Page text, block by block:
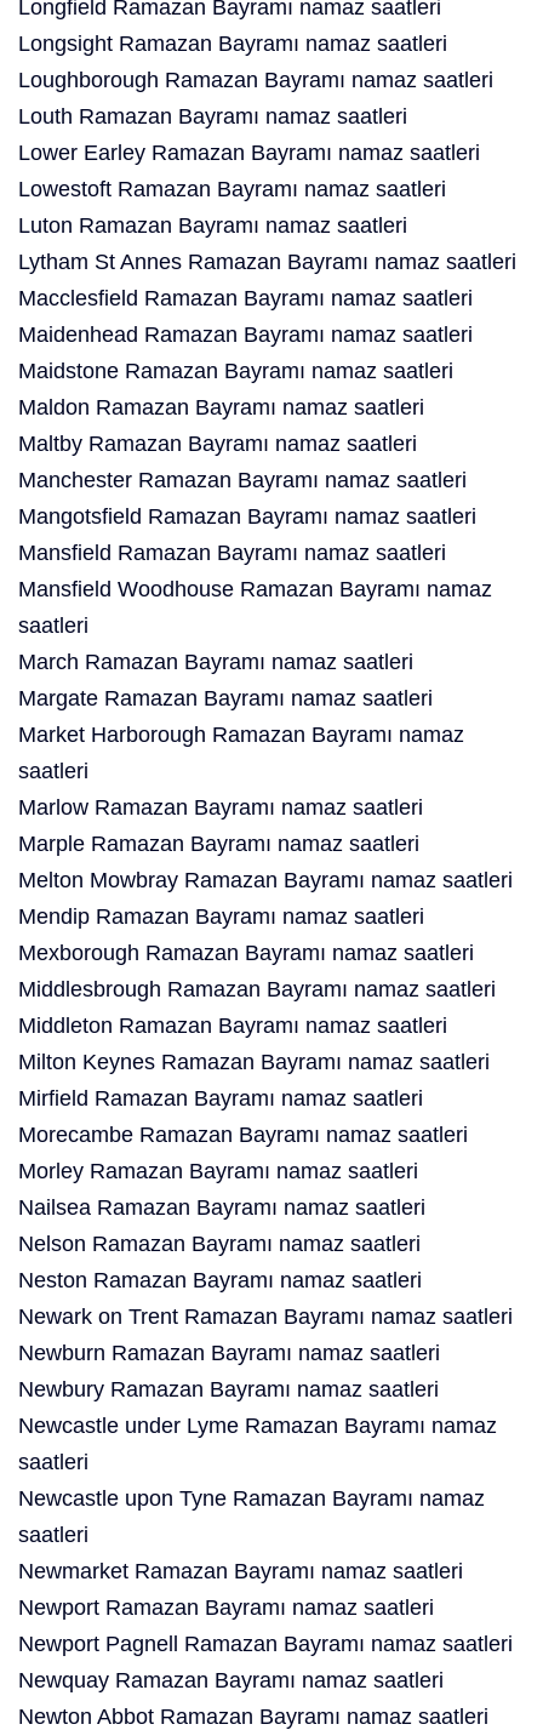
Longfield Ramazan Bayramı namaz saatleri
Longsight Ramazan Bayramı namaz saatleri
Loughborough Ramazan Bayramı namaz saatleri
Louth Ramazan Bayramı namaz saatleri
Lower Earley Ramazan Bayramı namaz saatleri
Lowestoft Ramazan Bayramı namaz saatleri
Luton Ramazan Bayramı namaz saatleri
Lytham St Annes Ramazan Bayramı namaz saatleri
Macclesfield Ramazan Bayramı namaz saatleri
Maidenhead Ramazan Bayramı namaz saatleri
Maidstone Ramazan Bayramı namaz saatleri
Maldon Ramazan Bayramı namaz saatleri
Maltby Ramazan Bayramı namaz saatleri
Manchester Ramazan Bayramı namaz saatleri
Mangotsfield Ramazan Bayramı namaz saatleri
Mansfield Ramazan Bayramı namaz saatleri
Mansfield Woodhouse Ramazan Bayramı namaz
saatleri
March Ramazan Bayramı namaz saatleri
Margate Ramazan Bayramı namaz saatleri
Market Harborough Ramazan Bayramı namaz
saatleri
Marlow Ramazan Bayramı namaz saatleri
Marple Ramazan Bayramı namaz saatleri
Melton Mowbray Ramazan Bayramı namaz saatleri
Mendip Ramazan Bayramı namaz saatleri
Mexborough Ramazan Bayramı namaz saatleri
Middlesbrough Ramazan Bayramı namaz saatleri
Middleton Ramazan Bayramı namaz saatleri
Milton Keynes Ramazan Bayramı namaz saatleri
Mirfield Ramazan Bayramı namaz saatleri
Morecambe Ramazan Bayramı namaz saatleri
Morley Ramazan Bayramı namaz saatleri
Nailsea Ramazan Bayramı namaz saatleri
Nelson Ramazan Bayramı namaz saatleri
Neston Ramazan Bayramı namaz saatleri
Newark on Trent Ramazan Bayramı namaz saatleri
Newburn Ramazan Bayramı namaz saatleri
Newbury Ramazan Bayramı namaz saatleri
Newcastle under Lyme Ramazan Bayramı namaz
saatleri
Newcastle upon Tyne Ramazan Bayramı namaz
saatleri
Newmarket Ramazan Bayramı namaz saatleri
Newport Ramazan Bayramı namaz saatleri
Newport Pagnell Ramazan Bayramı namaz saatleri
Newquay Ramazan Bayramı namaz saatleri
Newton Abbot Ramazan Bayramı namaz saatleri